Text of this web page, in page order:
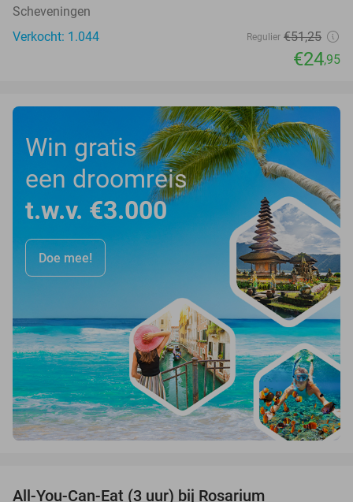
Scheveningen
Verkocht: 1.044
Regulier €51,25
€24,95
Win gratis
een droomreis
t.w.v. €3.000
Doe mee!
All-You-Can-Eat (3 uur) bij Rosarium